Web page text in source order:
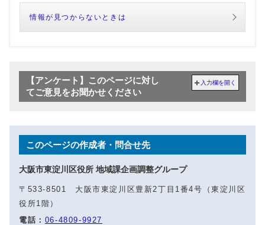
情報が見つからないときは
【アンケート】このページに対し
てご意見をお聞かせください
入力欄を開く
このページの作成者・問合せ先
大阪市東淀川区役所 地域課企画調整グループ
〒533-8501 大阪市東淀川区豊新2丁目1番4号（東淀川区
役所1階）
電話： 06-4809-9927